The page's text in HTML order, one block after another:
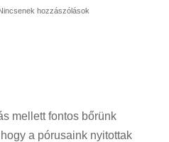
hozzászólások
mellett fontos bőrünk
a pórusaink nyitottak